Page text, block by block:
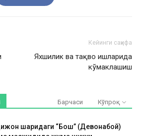
Кейинги саҳифа
Яхшилик ва тақво ишларида
кўмаклашиш
Барчаси Кўпроқ
шаҳридаги “Бош” (Девонабой)